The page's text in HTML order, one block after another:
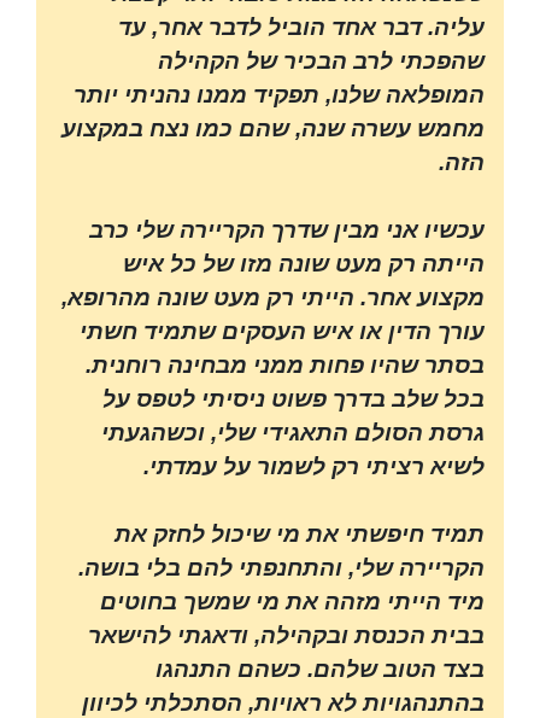
עליה. דבר אחד הוביל לדבר אחר, עד
שהפכתי לרב הבכיר של הקהילה
המופלאה שלנו, תפקיד ממנו נהניתי יותר
מחמש עשרה שנה, שהם כמו נצח במקצוע
הזה.
עכשיו אני מבין שדרך הקריירה שלי כרב
הייתה רק מעט שונה מזו של כל איש
מקצוע אחר. הייתי רק מעט שונה מהרופא,
עורך הדין או איש העסקים שתמיד חשתי
בסתר שהיו פחות ממני מבחינה רוחנית.
בכל שלב בדרך פשוט ניסיתי לטפס על
גרסת הסולם התאגידי שלי, וכשהגעתי
לשיא רציתי רק לשמור על עמדתי.
תמיד חיפשתי את מי שיכול לחזק את
הקריירה שלי, והתחנפתי להם בלי בושה.
מיד הייתי מזהה את מי שמשך בחוטים
בבית הכנסת ובקהילה, ודאגתי להישאר
בצד הטוב שלהם. כשהם התנהגו
בהתנהגויות לא ראויות, הסתכלתי לכיוון